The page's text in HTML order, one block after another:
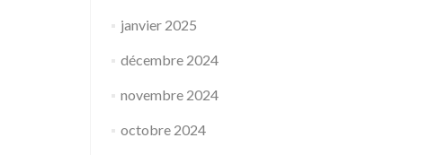
janvier 2025
décembre 2024
novembre 2024
octobre 2024